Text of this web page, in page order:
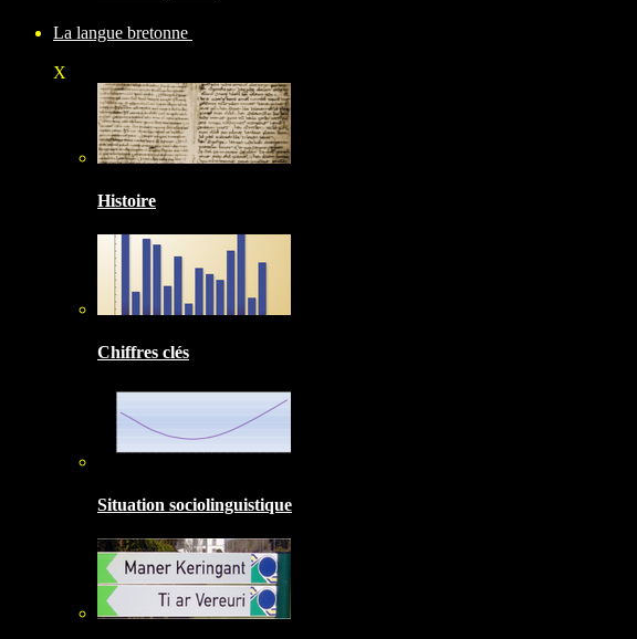
La langue bretonne
X
Histoire
Chiffres clés
Situation sociolinguistique